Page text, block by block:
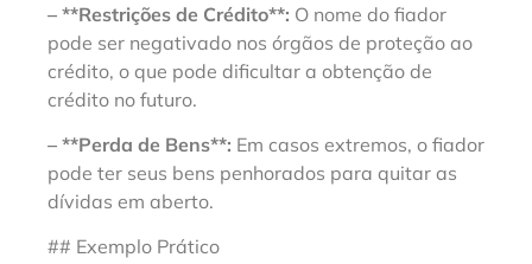
– **Restrições de Crédito**: O nome do fiador
pode ser negativado nos órgãos de proteção ao
crédito, o que pode dificultar a obtenção de
crédito no futuro.
– **Perda de Bens**: Em casos extremos, o fiador
pode ter seus bens penhorados para quitar as
dívidas em aberto.
## Exemplo Prático